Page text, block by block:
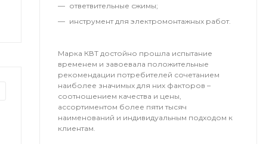
ответвительные сжимы;
инструмент для электромонтажных работ.
Марка КВТ достойно прошла испытание
временем и завоевала положительные
рекомендации потребителей сочетанием
наиболее значимых для них факторов –
соотношением качества и цены,
ассортиментом более пяти тысяч
наименований и индивидуальным подходом к
клиентам.